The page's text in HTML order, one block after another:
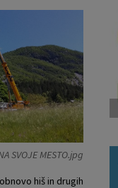
SVOJE MESTO.jpg
hiš in drugih